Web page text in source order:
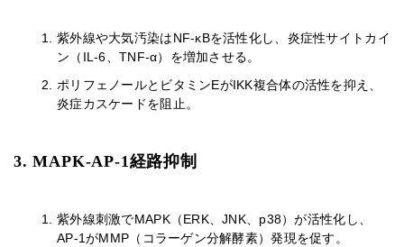
紫外線や大気汚染はNF-κBを活性化し、炎症性サイトカイ
ン（IL-6、TNF-α）を増加させる。
ポリフェノールとビタミンEがIKK複合体の活性を抑え、
炎症カスケードを阻止。
3. MAPK-AP-1経路抑制
紫外線刺激でMAPK（ERK、JNK、p38）が活性化し、
AP-1がMMP（コラーゲン分解酵素）発現を促す。